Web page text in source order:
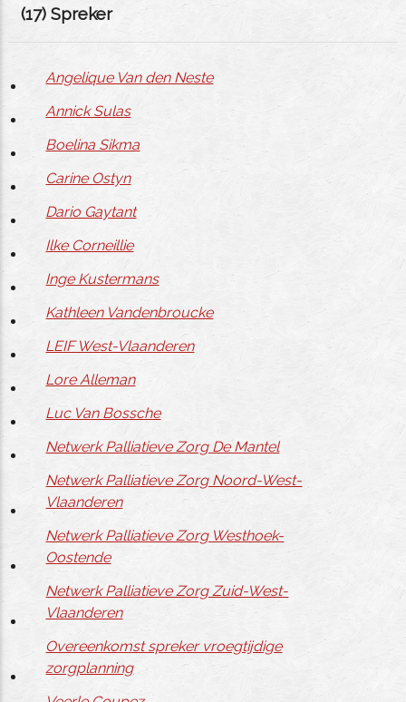
(17) Spreker
Angelique Van den Neste
Annick Sulas
Boelina Sikma
Carine Ostyn
Dario Gaytant
Ilke Corneillie
Inge Kustermans
Kathleen Vandenbroucke
LEIF West-Vlaanderen
Lore Alleman
Luc Van Bossche
Netwerk Palliatieve Zorg De Mantel
Netwerk Palliatieve Zorg Noord-West-
Vlaanderen
Netwerk Palliatieve Zorg Westhoek-
Oostende
Netwerk Palliatieve Zorg Zuid-West-
Vlaanderen
Overeenkomst spreker vroegtijdige
zorgplanning